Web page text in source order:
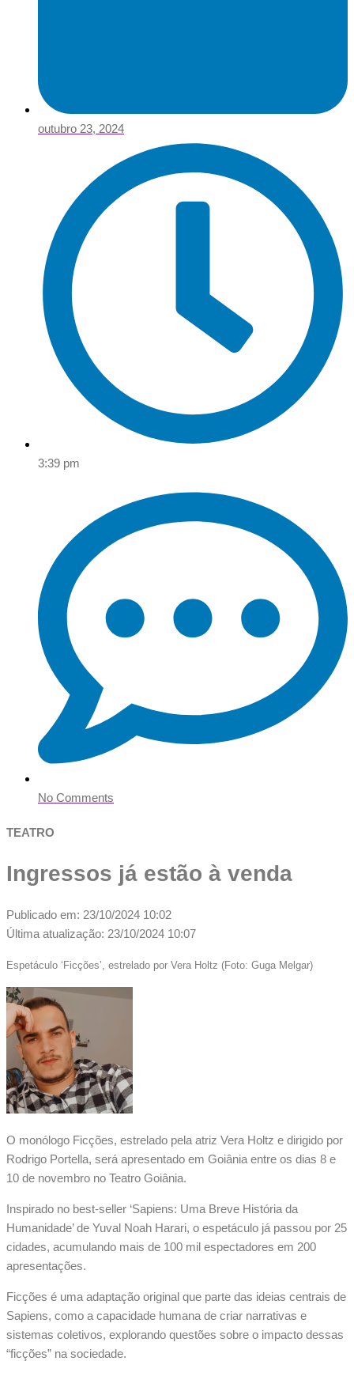
outubro 23, 2024
3:39 pm
No Comments
TEATRO
Ingressos já estão à venda
Publicado em: 23/10/2024 10:02
Última atualização: 23/10/2024 10:07
Espetáculo ‘Ficções’, estrelado por Vera Holtz (Foto: Guga Melgar)
O monólogo Ficções, estrelado pela atriz Vera Holtz e dirigido por
Rodrigo Portella, será apresentado em Goiânia entre os dias 8 e
10 de novembro no Teatro Goiânia.
Inspirado no best-seller ‘Sapiens: Uma Breve História da
Humanidade’ de Yuval Noah Harari, o espetáculo já passou por 25
cidades, acumulando mais de 100 mil espectadores em 200
apresentações.
Ficções é uma adaptação original que parte das ideias centrais de
Sapiens, como a capacidade humana de criar narrativas e
sistemas coletivos, explorando questões sobre o impacto dessas
“ficções” na sociedade.